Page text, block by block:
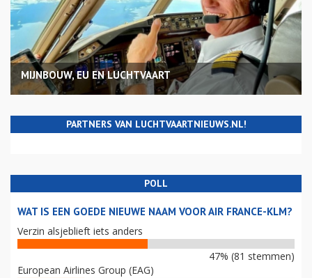
MIJNBOUW, EU EN LUCHTVAART
PARTNERS VAN LUCHTVAARTNIEUWS.NL!
POLL
WAT IS EEN GOEDE NIEUWE NAAM VOOR AIR FRANCE-KLM?
Verzin alsjeblieft iets anders
47% (81 stemmen)
European Airlines Group (EAG)